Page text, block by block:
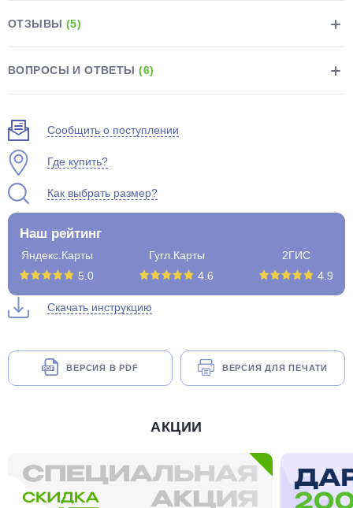
ОТЗЫВЫ (5)
ВОПРОСЫ И ОТВЕТЫ(6)
Сообщить о поступлении
Где купить?
Как выбрать размер?
Наш рейтинг
Яндекс.Карты
5.0
Гугл.Карты
4.6
2ГИС
4.9
Скачать инструкцию
ВЕРСИЯ В PDF ВЕРСИЯ ДЛЯ ПЕЧАТИ
АКЦИИ